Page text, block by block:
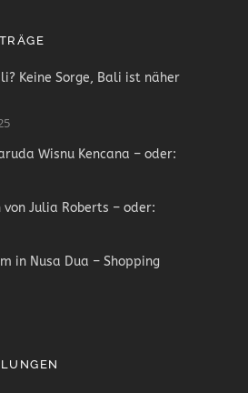
Keine Sorge, Bali ist näher
Wisnu Kencana – oder:
von Julia Roberts – oder:
in Nusa Dua – Shopping